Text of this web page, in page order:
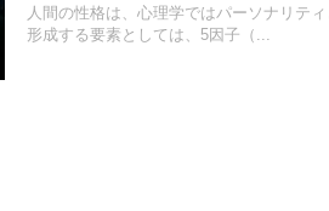
人間の性格は、心理学ではパーソナリテ
形成する要素としては、5因子（...